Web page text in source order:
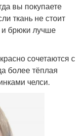
вы покупаете
ткань не стоит
и брюки лучше
сочетаются с
более тёплая
челси.